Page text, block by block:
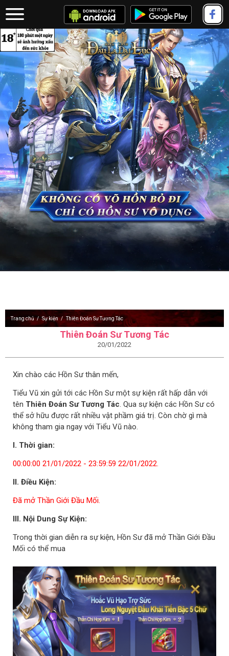
Trang chủ Sự kiện Thiên Đoán Sư Tương Tác
Thiên Đoán Sư Tương Tác
20/01/2022
Xin chào các Hồn Sư thân mến,
Tiểu Vũ xin gửi tới các Hồn Sư một sự kiện rất hấp dẫn với
tên Thiên Đoán Sư Tương Tác. Qua sự kiện các Hồn Sư có
thể sở hữu được rất nhiều vật phầm giá trị. Còn chờ gì mà
không tham gia ngay với Tiểu Vũ nào.
I. Thời gian:
00:00:00 21/01/2022 - 23:59:59 22/01/2022.
II. Điều Kiện:
Đã mở Thần Giới Đầu Mối.
III. Nội Dung Sự Kiện:
Trong thời gian diễn ra sự kiện, Hồn Sư đã mở Thần Giới Đầu
Mối có thể mua